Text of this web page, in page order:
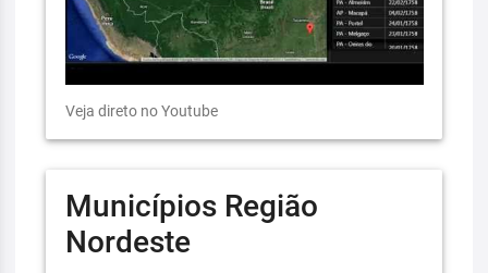
Veja direto no Youtube
Municípios Região
Nordeste